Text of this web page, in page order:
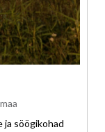
ja söögikohad